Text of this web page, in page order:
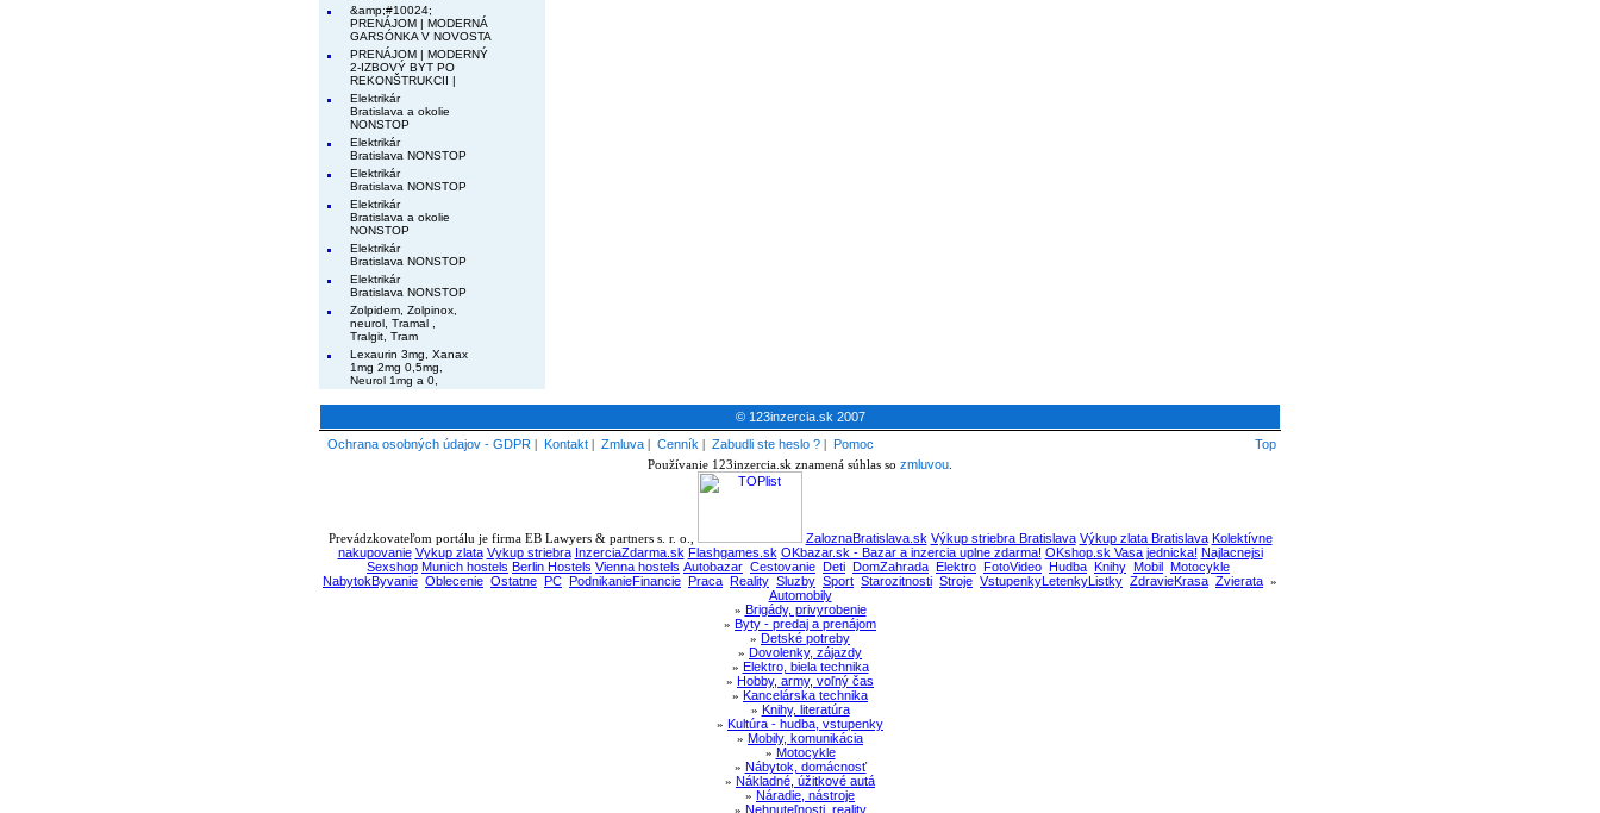
&amp;#10024;
PRENÁJOM | MODERNÁ
GARSÓNKA V NOVOSTA
PRENÁJOM | MODERNÝ
2-IZBOVÝ BYT PO
REKONŠTRUKCII |
Elektrikár
Bratislava a okolie
NONSTOP
Elektrikár
Bratislava NONSTOP
Elektrikár
Bratislava NONSTOP
Elektrikár
Bratislava a okolie
NONSTOP
Elektrikár
Bratislava NONSTOP
Elektrikár
Bratislava NONSTOP
Zolpidem, Zolpinox,
neurol, Tramal ,
Tralgit, Tram
Lexaurin 3mg, Xanax
1mg 2mg 0,5mg,
Neurol 1mg a 0,
© 123inzercia.sk 2007
Ochrana osobných údajov - GDPR | Kontakt | Zmluva | Cenník | Zabudli ste heslo ? | Pomoc
Top
Používanie 123inzercia.sk znamená súhlas so zmluvou
Prevádzkovateľom portálu je firma EB Lawyers & partners s. r. o., ZaloznaBratislava.sk Výkup striebra Bratislava Výkup zlata Bratislava Kolektívne
nakupovanie Vykup zlata Vykup striebra InzerciaZdarma.sk Flashgames.sk OKbazar.sk - Bazar a inzercia uplne zdarma! OKshop.sk Vasa jednicka! Najlacnejsi
Sexshop Munich hostels Berlin Hostels Vienna hostels Autobazar Cestovanie Deti DomZahrada Elektro FotoVideo Hudba Knihy Mobil Motocykle
NabytokByvanie Oblecenie Ostatne PC PodnikanieFinancie Praca Reality Sluzby Sport Starozitnosti Stroje VstupenkyLetenkyListky ZdravieKrasa Zvierata »
Automobily
» Brigády, privyrobenie
» Byty - predaj a prenájom
» Detské potreby
» Dovolenky, zájazdy
» Elektro, biela technika
» Hobby, army, voľný čas
» Kancelárska technika
» Knihy, literatúra
» Kultúra - hudba, vstupenky
» Mobily, komunikácia
» Motocykle
» Nábytok, domácnosť
» Nákladné, úžitkové autá
» Náradie, nástroje
» Nehnuteľnosti, reality